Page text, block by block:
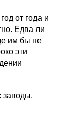
от года и
Едва ли
им бы не
эти
заводы,